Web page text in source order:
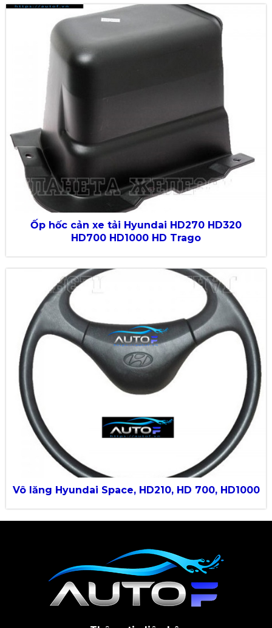
Ốp hốc cản xe tải Hyundai HD270 HD320
HD700 HD1000 HD Trago
Vô lăng Hyundai Space, HD210, HD 700, HD1000